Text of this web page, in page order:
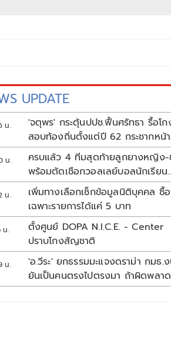
UPDATE
น.
'จตุพร' กระตุ้นปปช.ฟื้นศรัทธา รื้อโก
สอบท้องถิ่นตั้งแต่ปี 62 กระชากหน้า
ลงโทษให้เข็ดหลาบ
น.
ครบแล้ว 4 ทีมสุดท้ายลูกยางหญิง-
พร้อมตัดเชือกวอลเลย์บอลนักเรียน
แชมป์กีฬา '7HD 2026'
น.
เพิ่มทางเลือกเช็กข้อมูลนิติบุคคล ซื้อ
เฉพาะรายการได้แค่ 5 บาท
น.
ตั้งศูนย์ DOPA N.I.C.E. - Center
ปราบโกงสัญชาติ
น.
'อ.วีระ' ยกธรรมมะแจงดราม่า กมธ.
ยันเป็นคนตรงไปตรงมา ถ้าผิดพลาด
พร้อมขอโทษ